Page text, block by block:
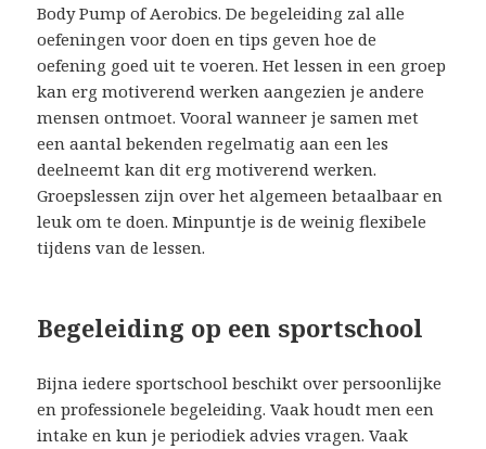
Body Pump of Aerobics. De begeleiding zal alle
oefeningen voor doen en tips geven hoe de
oefening goed uit te voeren. Het lessen in een groep
kan erg motiverend werken aangezien je andere
mensen ontmoet. Vooral wanneer je samen met
een aantal bekenden regelmatig aan een les
deelneemt kan dit erg motiverend werken.
Groepslessen zijn over het algemeen betaalbaar en
leuk om te doen. Minpuntje is de weinig flexibele
tijdens van de lessen.
Begeleiding op een sportschool
Bijna iedere sportschool beschikt over persoonlijke
en professionele begeleiding. Vaak houdt men een
intake en kun je periodiek advies vragen. Vaak